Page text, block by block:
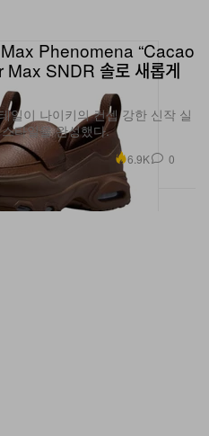
Max Phenomena “Cacao
SNDR 솔로 새롭게
일이 나이키의 컨셉 강한 신작 실
타일을 완성했다.
6.9K 0